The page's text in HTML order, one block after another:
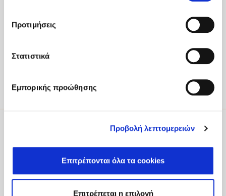
Προτιμήσεις
Στατιστικά
Εμπορικής προώθησης
Προβολή λεπτομερειών
Επιτρέπονται όλα τα cookies
Επιτρέπεται η επιλογή
Heraklion 71500 Crete, Greece
Get directions
experiences, offers and more, please register
your interest.
Sign Up